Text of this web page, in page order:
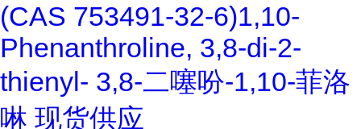
(CAS 753491-32-6)1,10-
Phenanthroline, 3,8-di-2-
thienyl- 3,8-二噻吩-1,10-菲洛
啉 现货供应